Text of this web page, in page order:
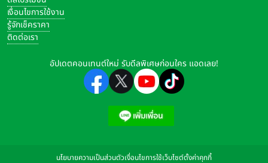
เงื่อนไขการใช้งาน
รู้จักเช็คราคา
ติดต่อเรา
อัปเดตคอนเทนต์ใหม่ รับดีลพิเศษก่อนใคร แอดเลย!
นโยบายความเป็นส่วนตัวเงื่อนไขการใช้เว็บไซต์ตั้งค่าคุกกี้